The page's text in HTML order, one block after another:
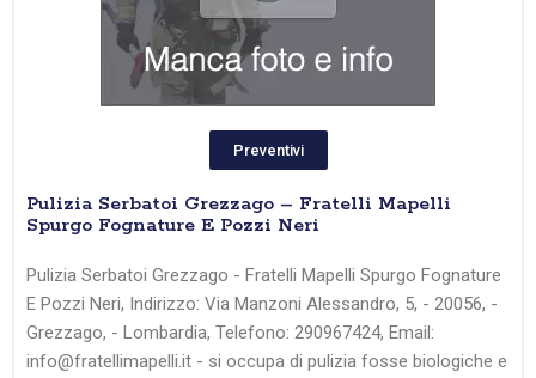
Preventivi
Pulizia Serbatoi Grezzago – Fratelli Mapelli
Spurgo Fognature E Pozzi Neri
Pulizia Serbatoi Grezzago - Fratelli Mapelli Spurgo Fognature
E Pozzi Neri, Indirizzo: Via Manzoni Alessandro, 5, - 20056, -
Grezzago, - Lombardia, Telefono: 290967424, Email:
info@fratellimapelli.it - si occupa di pulizia fosse biologiche e